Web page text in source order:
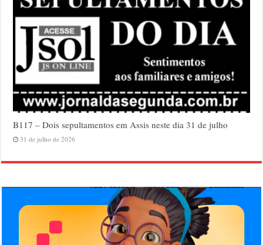
B117 – Dois sepultamentos em Assis neste dia 31 de julho
31 de julho de 2026